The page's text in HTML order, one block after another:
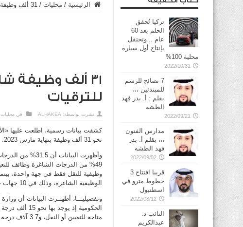
الرئيسية / محليات / 31 ألف وظيفة شاغرة في الحكومة .. بينها 6 آلاف للترقيات
للترقيات
نشرت بواسطة: ALHAKEA في محليات
نحو 31 ألف وظيفة بنهاية مارس 2023.
الوظيفية الشاغرة، وذلك في 10 جهات حكومية.
متاحة للتعيين أو النقل، و3.7 آلاف درجة وظيفية للترقية.
تركيا تُحقق
الحلم بعد 60
عام .. وتحتفل
بإنتاج أول سيارة
محلية 100%
2022/10/31
7 نصائح للرسم
للمبتدئين ،،،
بقلم : أ. بدر فهد
الطشه
2022/09/21
مدارس الفنون
،،، بقلم أ. بدر
فهد الطشه
2022/09/02
قريبا افتتاح 3
خطوط مترو في
2022/08/12
النائب د.
عبدالكريم